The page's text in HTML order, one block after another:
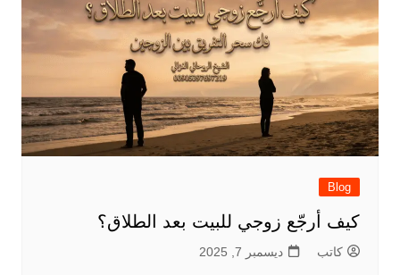
Blog
كيف أرجّع زوجي للبيت بعد الطلاق؟
كاتب ديسمبر 7, 2025